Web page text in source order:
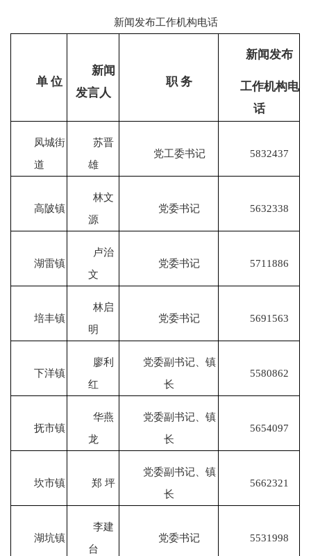
新闻发布工作机构电话
单 位
新闻
发言人
职 务
新闻发布
工作机构电
话
凤城街
道
苏晋
雄
党工委书记 5832437
高陂镇
林文
源
党委书记 5632338
湖雷镇
卢治
文
党委书记 5711886
培丰镇
林启
明
党委书记 5691563
下洋镇
廖利
红
党委副书记、镇
长
5580862
抚市镇
华燕
龙
党委副书记、镇
长
5654097
坎市镇 郑 坪
党委副书记、镇
长
5662321
湖坑镇
李建
台
党委书记 5531998